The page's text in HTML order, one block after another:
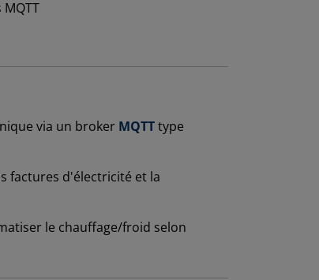
via un broker MQTTtype
factures d'électricité et la
le chauffage/froid selon